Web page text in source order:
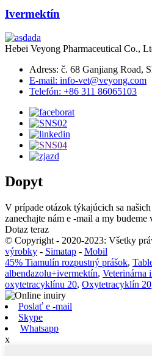
Ivermektín
Hebei Veyong Pharmaceutical Co.,
Adress: č. 68 Ganjiang Road,
E-mail: info-vet@veyong.com
Telefón: +86 311 86065103
Dopyt
V prípade otázok týkajúcich sa
zanechajte nám e -mail a my
Dotaz teraz
© Copyright - 2020-2023: Všetky
výrobky - Simatap - Mobil
45% Tiamulín rozpustný prášok,
albendazolu+ivermektín, Veterinárna
oxytetracyklínu 20, Oxytetracyklín 20
Poslať e -mail
Skype
Whatsapp
x